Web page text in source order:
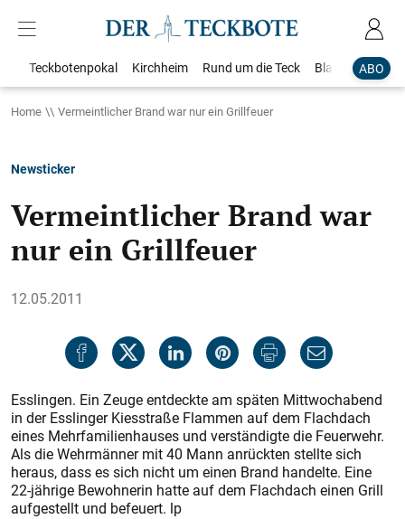
ABO
Teckbotenpokal Kirchheim Rund um die Teck Blaulicht
Home Vermeintlicher Brand war nur ein Grillfeuer
Newsticker
Vermeintlicher Brand war
nur ein Grillfeuer
12.05.2011
Esslingen. Ein Zeuge entdeckte am späten Mittwochabend
in der Esslinger Kiesstraße Flammen auf dem Flachdach
eines Mehrfamilienhauses und verständigte die Feuerwehr.
Als die Wehrmänner mit 40 Mann anrückten stellte sich
heraus, dass es sich nicht um einen Brand handelte. Eine
22-jährige Bewohnerin hatte auf dem Flachdach einen Grill
aufgestellt und befeuert. lp